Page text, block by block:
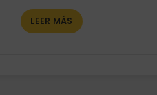
LEER MÁS